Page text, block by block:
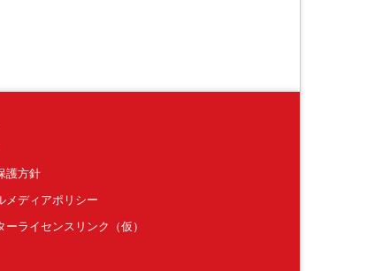
護方針
メディアポリシー
ーライセンスリンク（仮）